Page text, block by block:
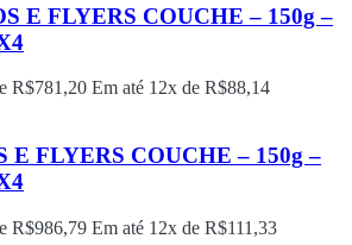
E FLYERS COUCHE – 150g –
R$781,20 Em até 12x de R$88,14
E FLYERS COUCHE – 150g –
R$986,79 Em até 12x de R$111,33